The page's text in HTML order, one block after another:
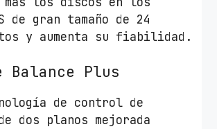
de gran tamaño de 24
y aumenta su fiabilidad.
Balance Plus
de control de
dos planos mejorada